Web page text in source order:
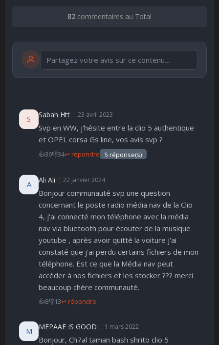
82commentaires au Total
🤩
Parfait
👏
Bravo
😄
Réjoui
🙂
Content
😐
Indifférent
😮
Surpris
😞
😠 😨
publication immédiate Publier
S Sabah Htt 23 avril 2023
Svp en WW, j'hésite entre la clio 5 authentique
et OPEL corsa Gs line, vos avis svp ?
👍36👎34↩ répondre 5 réponse(s)
A Ali Ali 22 janvier 2024
Bonjour communauté svp une question
concernant le poste radio média nav de la Clio
4, j'ai connecté mon téléphone avec la média
nav via bluetooth pour écouter de la musique
youtube , après avoir quitté la voiture j'ai
constaté que j'ai perdu certains fichiers de mon
téléphone. Est ce que la Média nav peut
accéder à nos fichiers et les stocker ??? merci
beaucoup chère communauté.
👍8👎13↩ répondre
M MEPAAE IS GOOD 1 mars 2022
Bonjour, Ch7al taman bash shrito clio 5